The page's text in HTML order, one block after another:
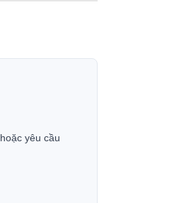
yêu cầu